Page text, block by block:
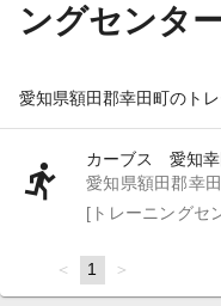
ングセンタ
愛知県額田郡幸田町のト
カーブス 愛知幸
愛知県額田郡幸
[トレーニングセ
page
You're
on
1 page